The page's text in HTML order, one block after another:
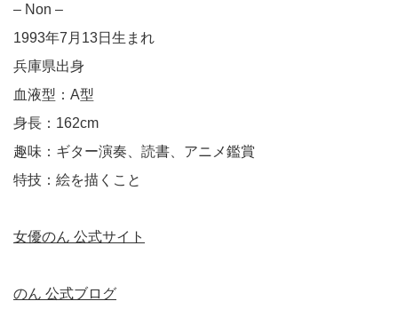
– Non –
1993年7月13日生まれ
兵庫県出身
血液型：A型
身長：162cm
趣味：ギター演奏、読書、アニメ鑑賞
特技：絵を描くこと
女優のん 公式サイト
のん 公式ブログ